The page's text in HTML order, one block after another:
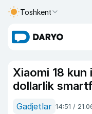
Toshkent
Xiaomi 18
dollarlik
Gadjetlar 14:51 /